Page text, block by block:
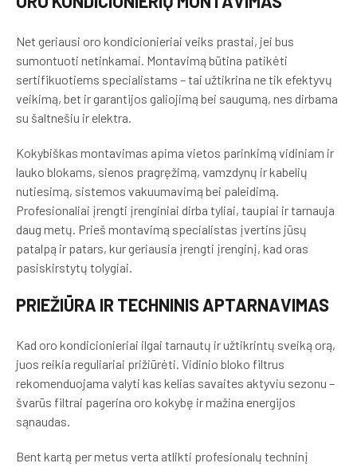
Net geriausi oro kondicionieriai veiks prastai, jei bus
sumontuoti netinkamai. Montavimą būtina patikėti
sertifikuotiems specialistams – tai užtikrina ne tik efektyvų
veikimą, bet ir garantijos galiojimą bei saugumą, nes dirbama
su šaltnešiu ir elektra.
Kokybiškas montavimas apima vietos parinkimą vidiniam ir
lauko blokams, sienos pragręžimą, vamzdynų ir kabelių
nutiesimą, sistemos vakuumavimą bei paleidimą.
Profesionaliai įrengti įrenginiai dirba tyliai, taupiai ir tarnauja
daug metų. Prieš montavimą specialistas įvertins jūsų
patalpą ir patars, kur geriausia įrengti įrenginį, kad oras
pasiskirstytų tolygiai.
PRIEŽIŪRA IR TECHNINIS APTARNAVIMAS
Kad oro kondicionieriai ilgai tarnautų ir užtikrintų sveiką orą,
juos reikia reguliariai prižiūrėti. Vidinio bloko filtrus
rekomenduojama valyti kas kelias savaites aktyviu sezonu –
švarūs filtrai pagerina oro kokybę ir mažina energijos
sąnaudas.
Bent kartą per metus verta atlikti profesionalų techninį